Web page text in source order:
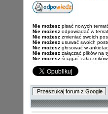
Nie możesz pisać nowych
Nie możesz odpowiadać w
Nie możesz zmieniać swoich
Nie możesz usuwać swoich
Nie możesz głosować w
Nie możesz załączać plików na
Nie możesz ściągać